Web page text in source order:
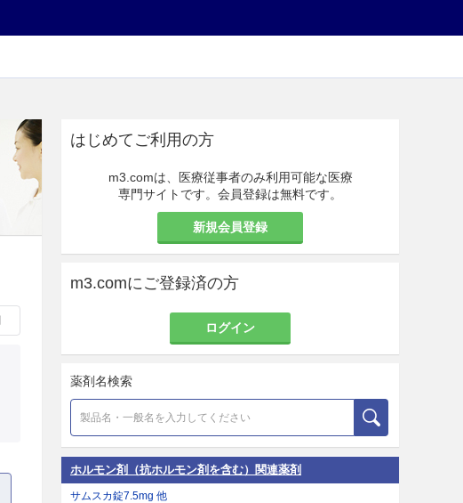
はじめてご利用の方
m3.comは、医療従事者のみ利用可能な医療
専門サイトです。会員登録は無料です。
新規会員登録
m3.comにご登録済の方
ログイン
薬剤名検索
ホルモン剤（抗ホルモン剤を含む）関連薬剤
サムスカ錠7.5mg 他